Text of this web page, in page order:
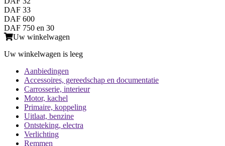
DAF 33
DAF 600
DAF 750 en 30
Uw winkelwagen
Uw winkelwagen is leeg
Aanbiedingen
Accessoires, gereedschap en documentatie
Carrosserie, interieur
Motor, kachel
Primaire, koppeling
Uitlaat, benzine
Ontsteking, electra
Verlichting
Remmen